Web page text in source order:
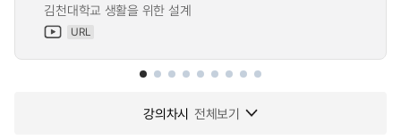
김천대학교 생활을 위한 설계
URL
강의차시 전체보기